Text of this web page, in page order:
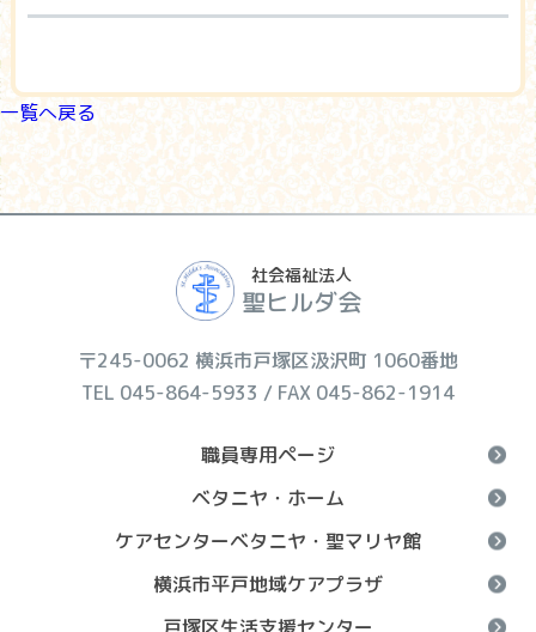
一覧へ戻る
社会福祉法人
聖ヒルダ会
〒245-0062 横浜市戸塚区汲沢町 1060番地
TEL 045-864-5933 / FAX 045-862-1914
職員専用ページ
ベタニヤ・ホーム
ケアセンターベタニヤ・聖マリヤ館
横浜市平戸地域ケアプラザ